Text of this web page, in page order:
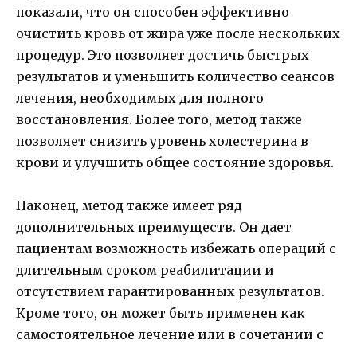
показали, что он способен эффективно
очистить кровь от жира уже после нескольких
процедур. Это позволяет достичь быстрых
результатов и уменьшить количество сеансов
лечения, необходимых для полного
восстановления. Более того, метод также
позволяет снизить уровень холестерина в
крови и улучшить общее состояние здоровья.
Наконец, метод также имеет ряд
дополнительных преимуществ. Он дает
пациентам возможность избежать операций с
длительным сроком реабилитации и
отсутствием гарантированных результатов.
Кроме того, он может быть применен как
самостоятельное лечение или в сочетании с